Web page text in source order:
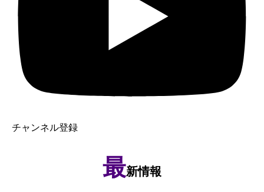
チャンネル登録
最新情報